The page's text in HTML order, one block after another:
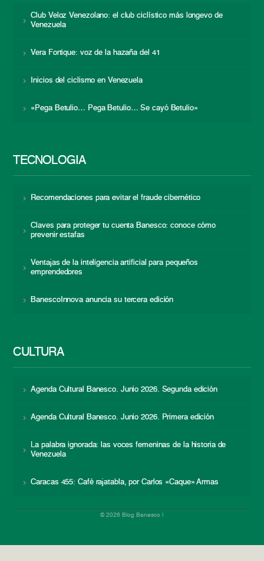
Club Veloz Venezolano: el club ciclístico más longevo de
Venezuela
Vera Fortique: voz de la hazaña del 41
Inicios del ciclismo en Venezuela
«Pega Betulio… Pega Betulio… Se cayó Betulio»
TECNOLOGÍA
Recomendaciones para evitar el fraude cibernético
Claves para proteger tu cuenta Banesco: conoce cómo
prevenir estafas
Ventajas de la inteligencia artificial para pequeños
emprendedores
BanescoInnova anuncia su tercera edición
CULTURA
Agenda Cultural Banesco. Junio 2026. Segunda edición
Agenda Cultural Banesco. Junio 2026. Primera edición
La palabra ignorada: las voces femeninas de la historia de
Venezuela
Caracas 455: Café rajatabla, por Carlos «Caque» Armas
© 2026 Blog Banesco |